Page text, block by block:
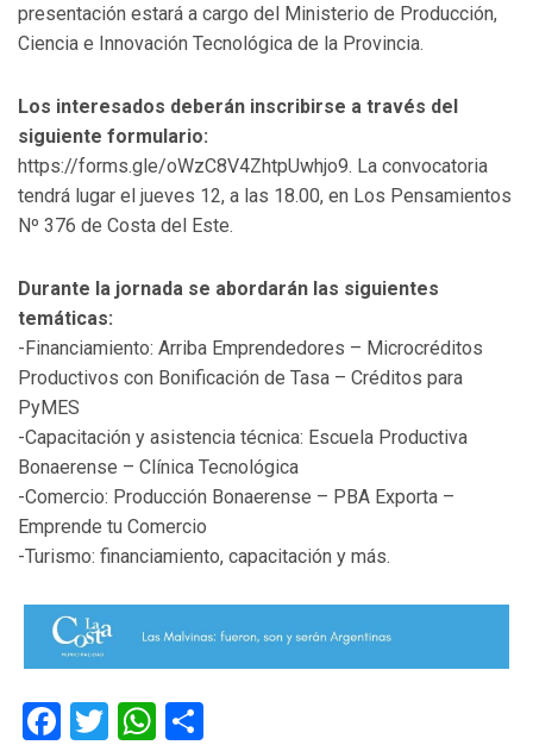
presentación estará a cargo del Ministerio de Producción,
Ciencia e Innovación Tecnológica de la Provincia.
Los interesados deberán inscribirse a través del
siguiente formulario:
https://forms.gle/oWzC8V4ZhtpUwhjo9. La convocatoria
tendrá lugar el jueves 12, a las 18.00, en Los Pensamientos
Nº 376 de Costa del Este.
Durante la jornada se abordarán las siguientes
temáticas:
-Financiamiento: Arriba Emprendedores – Microcréditos
Productivos con Bonificación de Tasa – Créditos para
PyMES
-Capacitación y asistencia técnica: Escuela Productiva
Bonaerense – Clínica Tecnológica
-Comercio: Producción Bonaerense – PBA Exporta –
Emprende tu Comercio
-Turismo: financiamiento, capacitación y más.
Facebook
TwitterWhatsApp